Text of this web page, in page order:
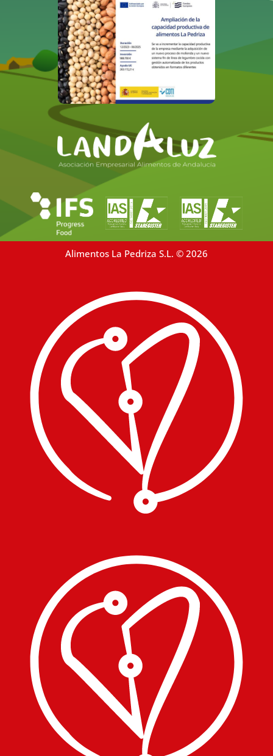
Alimentos La Pedriza S.L. © 2026